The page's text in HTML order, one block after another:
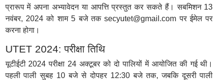
प्रारूप में अपना अभ्यावेदन या आपत्ति प्रस्तुत कर सकते हैं। सबमिशन 13
नवंबर, 2024 को शाम 5 बजे तक secyutet@gmail.com पर ईमेल पर
करना होगा।
UTET 2024: परीक्षा तिथि
यूटीईटी 2024 परीक्षा 24 अक्टूबर को दो पालियों में आयोजित की गई थी।
पहली पाली सुबह 10 बजे से दोपहर 12:30 बजे तक, जबकि दूसरी पाली